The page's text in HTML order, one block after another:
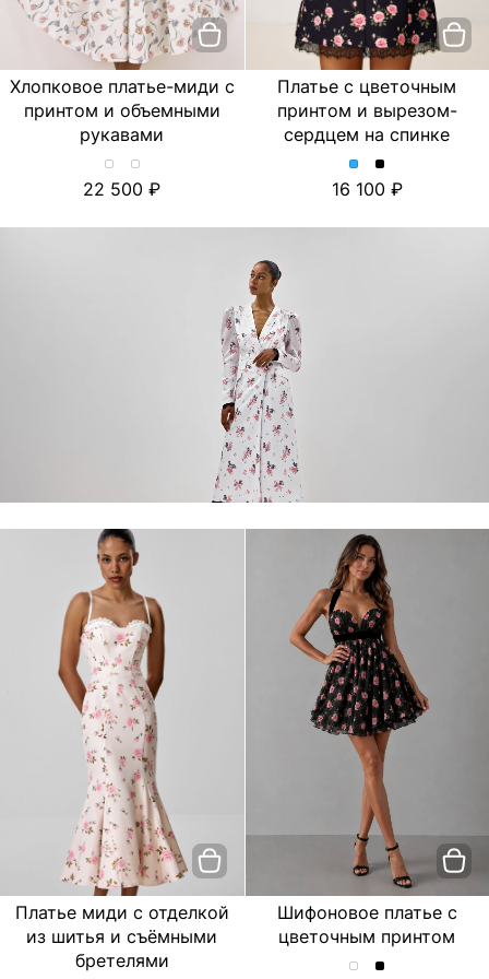
Хлопковое платье-миди с
принтом и объемными
рукавами
Хлопковое
платье-
с
Хлопковое
платье-
с
22 500
Платье с цветочным
принтом и вырезом-
сердцем на спинке
Платье
с
принтом
Платье
с
принтом
16 100
Платье миди с отделкой
из шитья и съёмными
бретелями
Шифоновое платье с
цветочным принтом
Шифоновое
Шифоновое